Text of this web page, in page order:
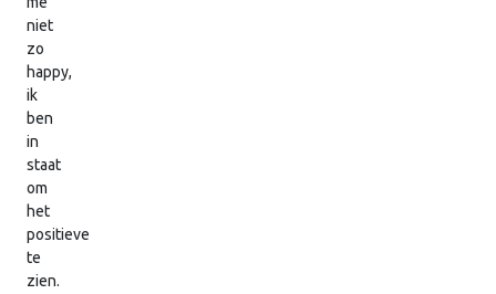
niet
zo
happy,
ik
ben
in
staat
om
het
positieve
te
zien.